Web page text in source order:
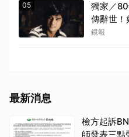
05
獨家／
傳辭世！
鏡報
最新消息
檢方起訴
師發表三點